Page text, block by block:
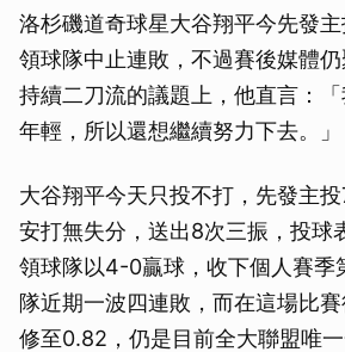
洛杉磯道奇球星大谷翔平今先發
領球隊中止連敗，不過賽後媒體
持續二刀流的議題上，他直言：
年輕，所以還想繼續努力下去。」
大谷翔平今天只投不打，先發主
安打無失分，送出8次三振，投球
領球隊以4-0贏球，收下個人賽季
隊近期一波四連敗，而在這場比
修至0.82，仍是目前全大聯盟唯